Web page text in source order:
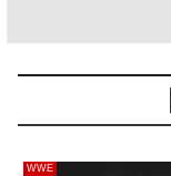
WWE